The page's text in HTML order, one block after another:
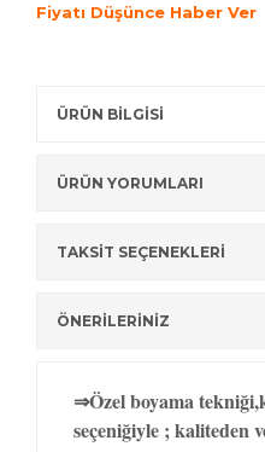
Fiyatı Düşünce Haber Ver
ÜRÜN BİLGİSİ
ÜRÜN YORUMLARI
TAKSİT SEÇENEKLERİ
ÖNERİLERİNİZ
⇒Özel boyama
seçeniğiyle ; kaliteden